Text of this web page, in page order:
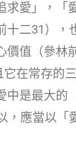
求愛」，「
十二31），
價值（參林
在常存的
中是最大的
，應當以「